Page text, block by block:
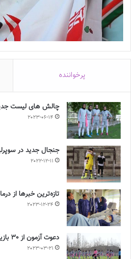
پرخواننده
چالش هاى ليست
2023-06-14
جنجال جدید در
2022-12-11
تازه‌ترین خبرها از درمان ۲ ملی‌پوش فوتبال
2023-12-24
دعوت آزمون از 30 بازیکن به اردوی تیم ملی
2023-03-21